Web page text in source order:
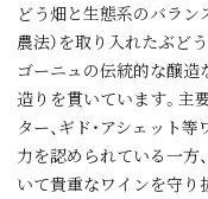
どう畑と生態系のバラン
農法）を取り入れたぶど
ゴーニュの伝統的な醸造
造りを貫いています。主
ター、ギド・アシェット
力を認められている一方
いて貴重なワインを守り